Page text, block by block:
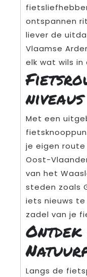
ontspannen
liever de
Vlaamse
elk wat wils
niveaus
Met een
je eigen
Oost-
van het
steden zoals
iets nieuws
zadel van je
Ontdek
Langs de